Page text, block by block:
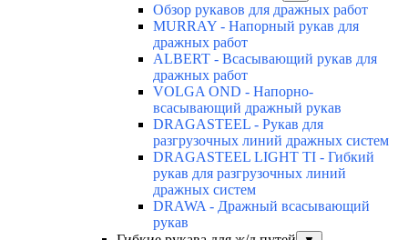
Обзор рукавов для дражных работ
MURRAY - Напорный рукав для
дражных работ
ALBERT - Всасывающий рукав для
дражных работ
VOLGA OND - Напорно-
всасывающий дражный рукав
DRAGASTEEL - Рукав для
разгрузочных линий дражных систем
DRAGASTEEL LIGHT TI - Гибкий
рукав для разгрузочных линий
дражных систем
DRAWA - Дражный всасывающий
рукав